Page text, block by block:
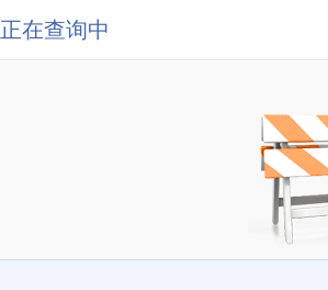
正在查询中